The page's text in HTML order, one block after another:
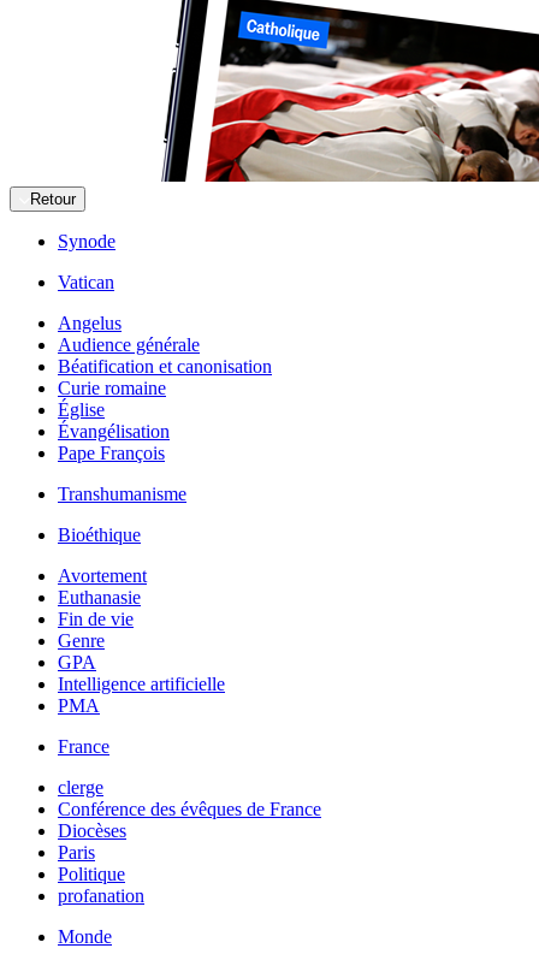
Retour
Synode
Vatican
Angelus
Audience générale
Béatification et canonisation
Curie romaine
Église
Évangélisation
Pape François
Transhumanisme
Bioéthique
Avortement
Euthanasie
Fin de vie
Genre
GPA
Intelligence artificielle
PMA
France
clerge
Conférence des évêques de France
Diocèses
Paris
Politique
profanation
Monde